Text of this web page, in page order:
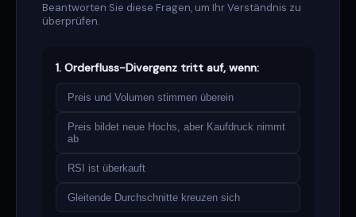
Beantworten Sie diese Fragen, um Ihr Verständnis zu
überprüfen.
1. Orderfluss-Divergenz tritt auf, wenn:
Preis und Volumen stimmen überein
Preis bildet neue Hochs, aber Kaufdruck nimmt
ab
RSI ist überkauft
Gleitende Durchschnitte kreuzen sich